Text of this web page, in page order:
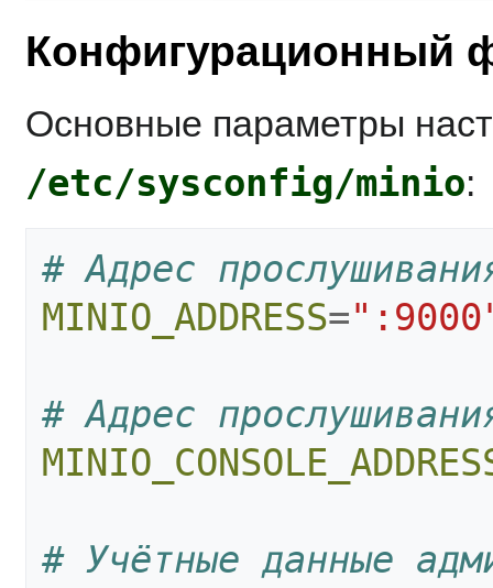
Конфигурационный
Основные параметры
/etc/sysconfig/minio:
# Адрес
MINIO_ADDRESS=
# Адрес
# Учётные данные